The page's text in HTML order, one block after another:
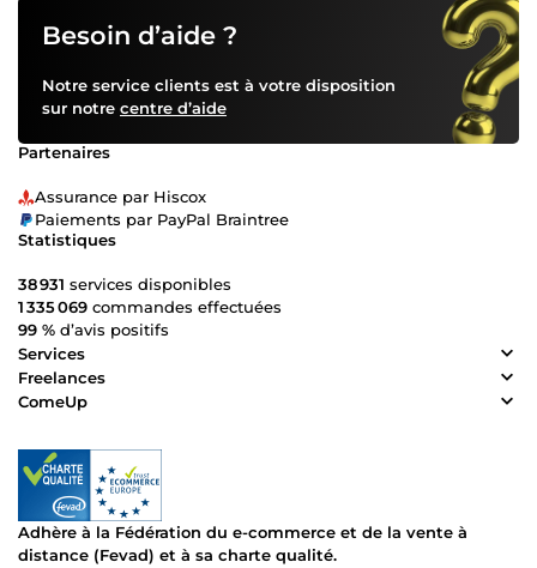
Besoin d’aide ?
Notre service clients est à votre disposition
sur notre centre d’aide
Partenaires
Assurance par Hiscox
Paiements par PayPal Braintree
Statistiques
38 931 services disponibles
1 335 069 commandes effectuées
99 % d’avis positifs
Services
Freelances
ComeUp
Adhère à la Fédération du e-commerce et de la vente à
distance (Fevad) et à sa charte qualité.